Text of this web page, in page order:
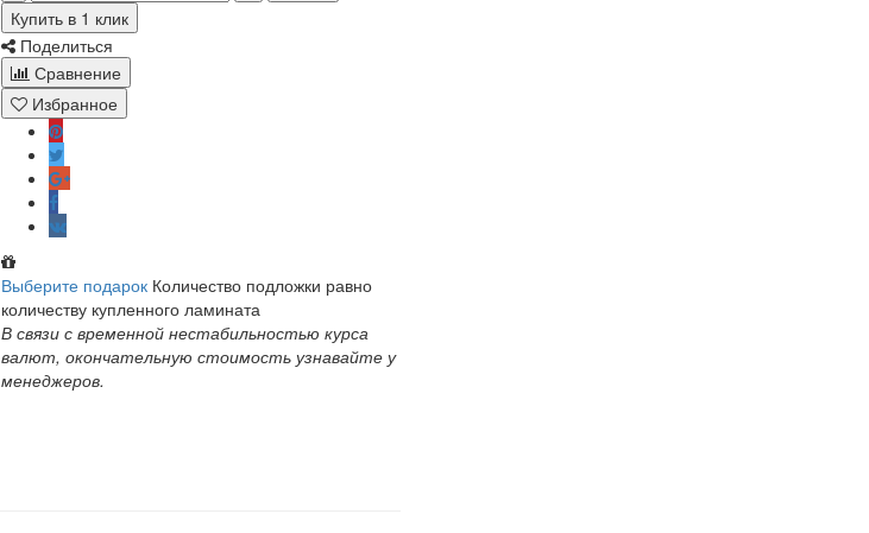
Купить в 1 клик
Поделиться
Сравнение
Избранное
Выберите подарок Количество подложки равно
количеству купленного ламината
В связи с временной нестабильностью курса
валют, окончательную стоимость узнавайте у
менеджеров.